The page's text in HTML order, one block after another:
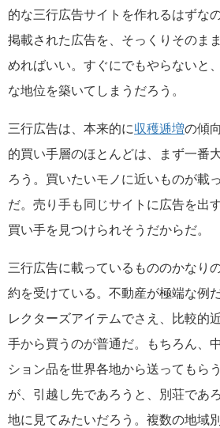
的な三行広告サイトを作れるはずな
掲載された広告を、そっくりそのま
めればいい。すぐにでもやらないと
な地位を築いてしまうだろう。
三行広告は、本来的に収穫逓増の傾
的買い手層のほとんどは、まず一番
ろう。買いたいモノに近いものが載
だ。売り手も同じサイトに広告を出
買い手を見つけられそうだからだ。
三行広告に載っているもののかなり
約を受けている。不動産が極端な例
レクターズアイテムでさえ、比較的
手から買うのが普通だ。もちろん、
ション品を世界各地から送ってもら
が、引越し先であろうと、別荘であ
地に見てみたいだろう。複数の地域